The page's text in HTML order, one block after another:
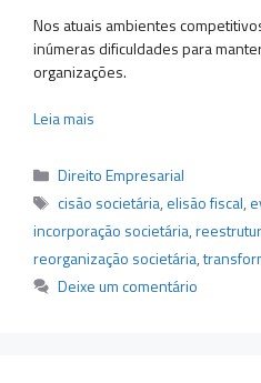
Nos atuais ambientes
inúmeras dificuldades para
organizações.
Leia mais
Categorias
Direito Empresarial
Tags
cisão societária, elisão fiscal,
incorporação societária,
reorganização societária,
Deixe um comentário